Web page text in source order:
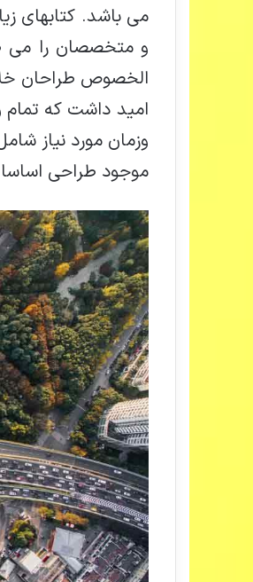
می باشد. کتابهای
و متخصصان را می
الخصوص طراحان
امید داشت که تمام
وزمان مورد نیاز
موجود طراحی اساسا